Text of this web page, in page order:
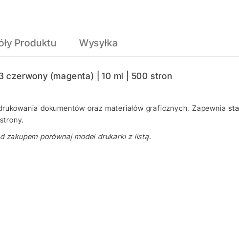
Produktu Wysyłka
czerwony (magenta) | 10 ml | 500 stron
dokumentów oraz materiałów graficznych. Zapewnia
zakupem porównaj model drukarki z listą.